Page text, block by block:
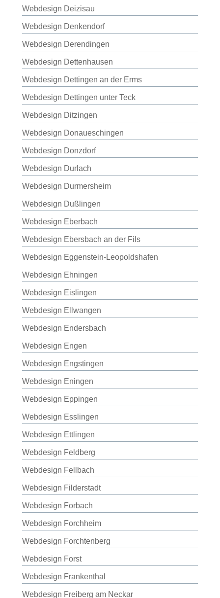
Webdesign Deizisau
Webdesign Denkendorf
Webdesign Derendingen
Webdesign Dettenhausen
Webdesign Dettingen an der Erms
Webdesign Dettingen unter Teck
Webdesign Ditzingen
Webdesign Donaueschingen
Webdesign Donzdorf
Webdesign Durlach
Webdesign Durmersheim
Webdesign Dußlingen
Webdesign Eberbach
Webdesign Ebersbach an der Fils
Webdesign Eggenstein-Leopoldshafen
Webdesign Ehningen
Webdesign Eislingen
Webdesign Ellwangen
Webdesign Endersbach
Webdesign Engen
Webdesign Engstingen
Webdesign Eningen
Webdesign Eppingen
Webdesign Esslingen
Webdesign Ettlingen
Webdesign Feldberg
Webdesign Fellbach
Webdesign Filderstadt
Webdesign Forbach
Webdesign Forchheim
Webdesign Forchtenberg
Webdesign Forst
Webdesign Frankenthal
Webdesign Freiberg am Neckar